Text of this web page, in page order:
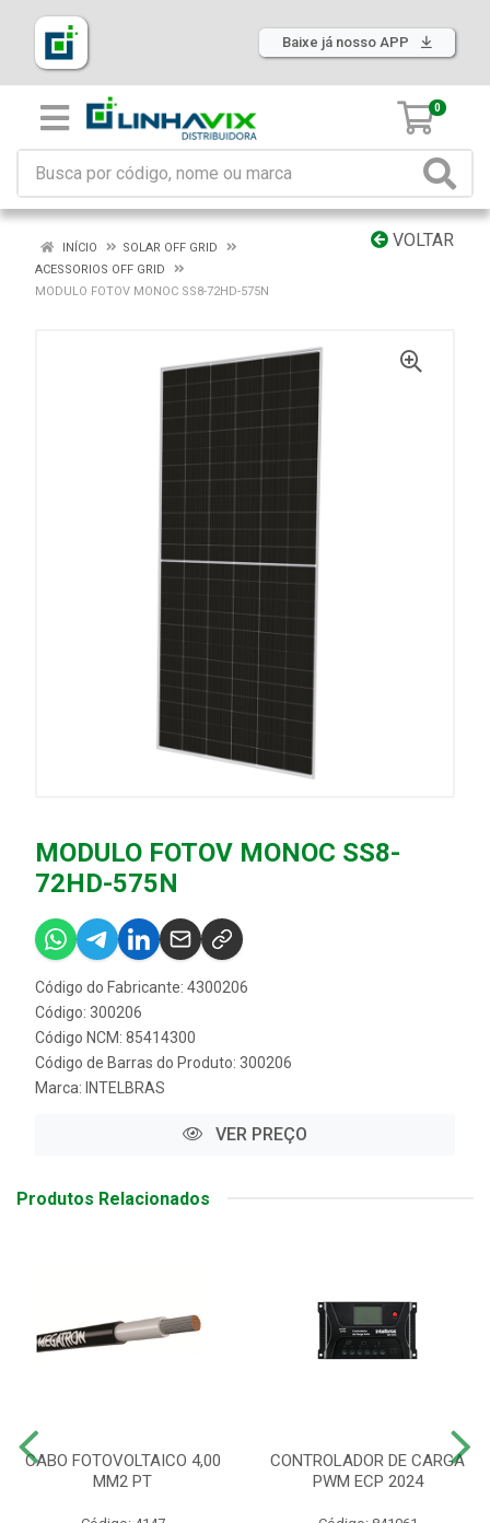
Baixe já nosso APP
0
VOLTAR
INÍCIO
SOLAR OFF GRID
ACESSORIOS OFF GRID
MODULO FOTOV MONOC SS8-72HD-575N
MODULO FOTOV MONOC SS8-
72HD-575N
Código do Fabricante: 4300206
Código: 300206
Código NCM: 85414300
Código de Barras do Produto: 300206
Marca: INTELBRAS
VER PREÇO
Produtos Relacionados
CABO FOTOVOLTAICO 4,00
MM2 PT
CONTROLADOR DE CARGA
PWM ECP 2024